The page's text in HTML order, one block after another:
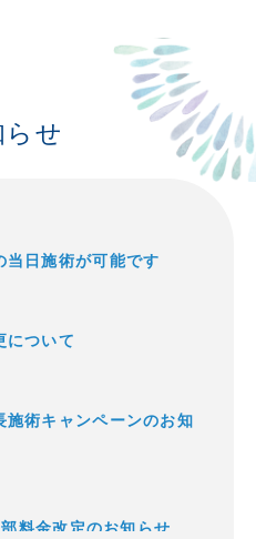
らせ
当日施術が可能です
について
施術キャンペーンのお知
料金改定のお知らせ